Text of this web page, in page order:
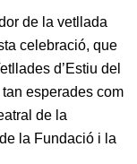
de la vetllada
celebració, que
d’Estiu del
esperades com
de la
la Fundació i la